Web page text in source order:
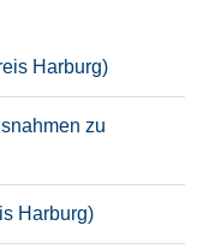
Harburg)
zu
Harburg)